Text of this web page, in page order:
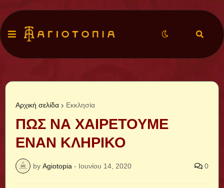
Αρχική σελίδα Εκκλησία
ΠΩΣ ΝΑ ΧΑΙΡΕΤΟΥΜΕ
ΕΝΑΝ ΚΛΗΡΙΚΟ
by Agiotopia - Ιουνίου 14, 2020 0